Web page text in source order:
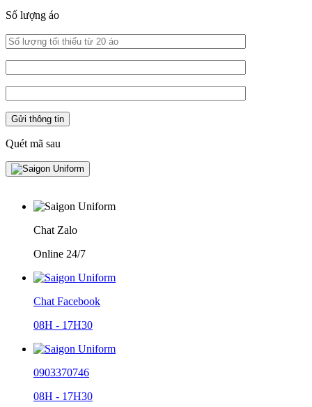
Số lượng áo
Quét mã sau
Chat Zalo
Online 24/7
Chat Facebook
08H - 17H30
0903370746
08H - 17H30